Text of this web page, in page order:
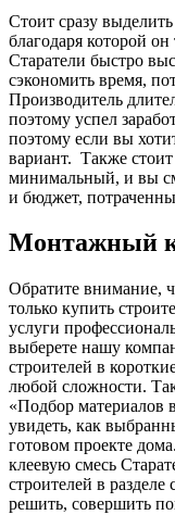
Стоит сразу
благодаря которой
Старатели быстро
сэкономить время,
Производитель
поэтому успел
поэтому если вы
вариант. Также
минимальный, и вы
и бюджет,
Монтажный
Обратите внимание,
только купить
услуги
выберете нашу
строителей в
любой сложности.
«Подбор материалов
увидеть, как
готовом проекте
клеевую смесь
строителей в
решить, совершить